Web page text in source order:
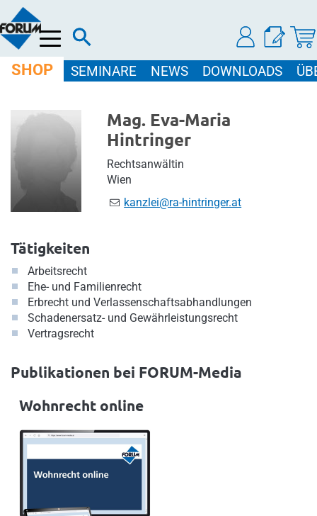
Menü
SHOP SEMINARE NEWS DOWNLOADS
Mag. Eva-Maria
Hintringer
Rechtsanwältin
Wien
kanzlei@ra-hintringer.at
Tätigkeiten
Arbeitsrecht
Ehe- und Familienrecht
Erbrecht und Verlassenschaftsabhandlungen
Schadenersatz- und Gewährleistungsrecht
Vertragsrecht
Publikationen bei FORUM-Media
Wohnrecht online